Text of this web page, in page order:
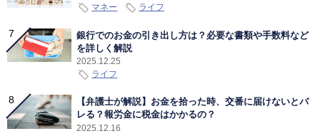
マネー ライフ
銀行でのお金の引き出し方は？必要な書類や手数料など
を詳しく解説
2025.12.25
ライフ
【弁護士が解説】お金を拾った時、交番に届けないとバ
レる？報労金に税金はかかるの？
2025.12.16